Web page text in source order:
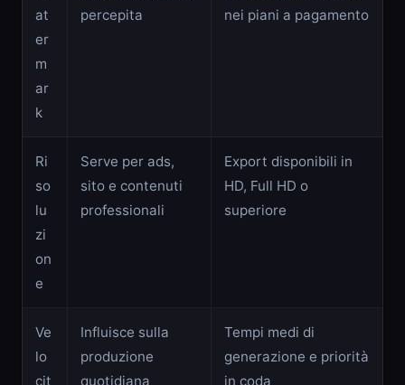
at
er
m
ar
k
percepita
nei piani a pagamento
Ri
so
lu
zi
on
e
Serve per ads,
sito e contenuti
professionali
Export disponibili in
HD, Full HD o
superiore
Ve
lo
cit
Influisce sulla
produzione
quotidiana
Tempi medi di
generazione e priorità
in coda